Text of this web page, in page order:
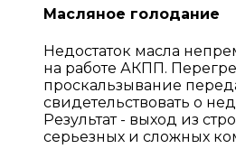
Масляное голодание
Недостаток масла
на работе АКПП.
проскальзывание
свидетельствовать о
Результат - выход из
серьезных и сложных